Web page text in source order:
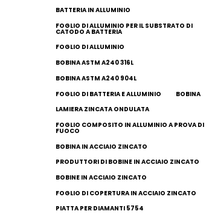
BATTERIA IN ALLUMINIO
FOGLIO DI ALLUMINIO PER IL SUBSTRATO DI
CATODO A BATTERIA
FOGLIO DI ALLUMINIO
BOBINA ASTM A240 316L
BOBINA ASTM A240 904L
FOGLIO DI BATTERIA E ALLUMINIO
BOBINA
LAMIERA ZINCATA ONDULATA
FOGLIO COMPOSITO IN ALLUMINIO A PROVA DI
FUOCO
BOBINA IN ACCIAIO ZINCATO
PRODUTTORI DI BOBINE IN ACCIAIO ZINCATO
BOBINE IN ACCIAIO ZINCATO
FOGLIO DI COPERTURA IN ACCIAIO ZINCATO
PIATTA PER DIAMANTI 5754